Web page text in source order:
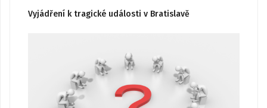
Vyjádření k tragické události v Bratislavě